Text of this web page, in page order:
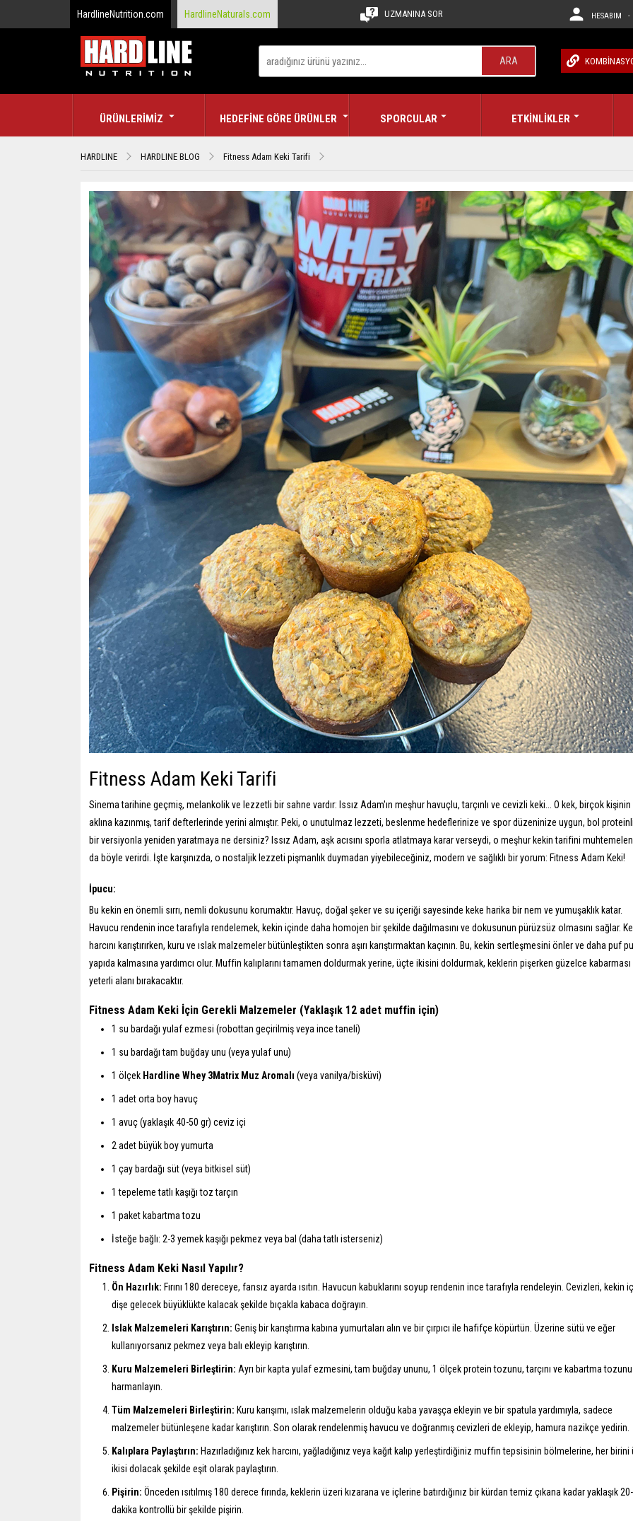
HardlineNutrition.com HardlineNaturals.com UZMANINA SOR HESABIM
ARA
ÜRÜNLERİMİZ HEDEFİNE GÖRE ÜRÜNLER SPORCULAR ETKİNLİKLER
HARDLINE HARDLINE BLOG Fitness Adam Keki Tarifi
Fitness Adam Keki Tarifi
Sinema tarihine geçmiş, melankolik ve lezzetli bir sahne vardır: Issız Adam'ın meşhur havuçlu, tarçınlı ve cevizli keki... O kek, birçok kişinin
aklına kazınmış, tarif defterlerinde yerini almıştır. Peki, o unutulmaz lezzeti, beslenme hedeflerinize ve spor düzeninize uygun, bol
bir versiyonla yeniden yaratmaya ne dersiniz? Issız Adam, aşk acısını sporla atlatmaya karar verseydi, o meşhur kekin tarifini
da böyle verirdi. İşte karşınızda, o nostaljik lezzeti pişmanlık duymadan yiyebileceğiniz, modern ve sağlıklı bir yorum: Fitness Adam Keki!
İpucu:
Bu kekin en önemli sırrı, nemli dokusunu korumaktır. Havuç, doğal şeker ve su içeriği sayesinde keke harika bir nem ve yumuşaklık katar.
Havucu rendenin ince tarafıyla rendelemek, kekin içinde daha homojen bir şekilde dağılmasını ve dokusunun pürüzsüz olmasını sağlar.
harcını karıştırırken, kuru ve ıslak malzemeler bütünleştikten sonra aşırı karıştırmaktan kaçının. Bu, kekin sertleşmesini önler ve daha puf
yapıda kalmasına yardımcı olur. Muffin kalıplarını tamamen doldurmak yerine, üçte ikisini doldurmak, keklerin pişerken güzelce
yeterli alanı bırakacaktır.
Fitness Adam Keki İçin Gerekli Malzemeler (Yaklaşık 12 adet muffin için)
1 su bardağı yulaf ezmesi (robottan geçirilmiş veya ince taneli)
1 su bardağı tam buğday unu (veya yulaf unu)
1 ölçek Hardline Whey 3Matrix Muz Aromalı (veya vanilya/bisküvi)
1 adet orta boy havuç
1 avuç (yaklaşık 40-50 gr) ceviz içi
2 adet büyük boy yumurta
1 çay bardağı süt (veya bitkisel süt)
1 tepeleme tatlı kaşığı toz tarçın
1 paket kabartma tozu
İsteğe bağlı: 2-3 yemek kaşığı pekmez veya bal (daha tatlı isterseniz)
Fitness Adam Keki Nasıl Yapılır?
Ön Hazırlık: Fırını 180 dereceye, fansız ayarda ısıtın. Havucun kabuklarını soyup rendenin ince tarafıyla rendeleyin. Cevizleri, kekin
dişe gelecek büyüklükte kalacak şekilde bıçakla kabaca doğrayın.
Islak Malzemeleri Karıştırın: Geniş bir karıştırma kabına yumurtaları alın ve bir çırpıcı ile hafifçe köpürtün. Üzerine sütü ve eğer
kullanıyorsanız pekmez veya balı ekleyip karıştırın.
Kuru Malzemeleri Birleştirin: Ayrı bir kapta yulaf ezmesini, tam buğday ununu, 1 ölçek protein tozunu, tarçını ve kabartma tozunu
harmanlayın.
Tüm Malzemeleri Birleştirin: Kuru karışımı, ıslak malzemelerin olduğu kaba yavaşça ekleyin ve bir spatula yardımıyla, sadece
malzemeler bütünleşene kadar karıştırın. Son olarak rendelenmiş havucu ve doğranmış cevizleri de ekleyip, hamura nazikçe yedirin.
Kalıplara Paylaştırın: Hazırladığınız kek harcını, yağladığınız veya kağıt kalıp yerleştirdiğiniz muffin tepsisinin bölmelerine, her
ikisi dolacak şekilde eşit olarak paylaştırın.
Pişirin: Önceden ısıtılmış 180 derece fırında, keklerin üzeri kızarana ve içlerine batırdığınız bir kürdan temiz çıkana kadar yaklaşık
dakika kontrollü bir şekilde pişirin.